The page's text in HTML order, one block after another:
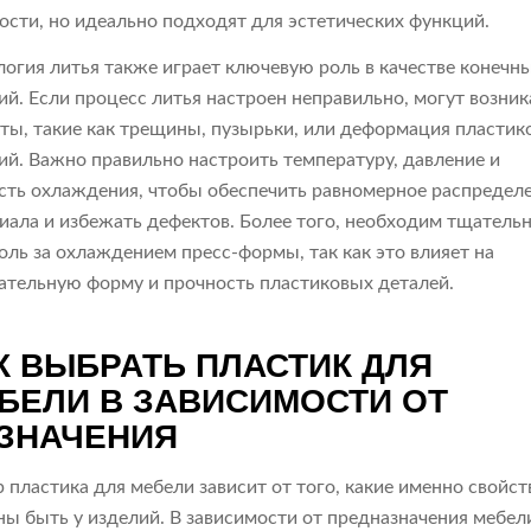
но идеально подходят для эстетических функций.
литья также играет ключевую роль в качестве
Если процесс литья настроен неправильно, могут
такие как трещины, пузырьки, или деформация
Важно правильно настроить температуру, давление и
охлаждения, чтобы обеспечить равномерное
и избежать дефектов. Более того, необходим
за охлаждением пресс-формы, так как это влияет на
форму и прочность пластиковых деталей.
ВЫБРАТЬ ПЛАСТИК ДЛЯ
В ЗАВИСИМОСТИ ОТ
для мебели зависит от того, какие именно
быть у изделий. В зависимости от предназначения